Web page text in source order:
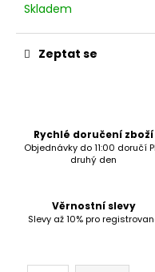
Skladem
Zeptat se
Rychlé doručení zboží
Objednávky do 11:00 doručí
druhý den
Věrnostní slevy
Slevy až 10% pro
p